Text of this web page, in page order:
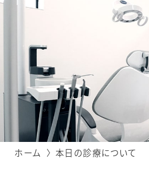
ホーム 本日の診療について